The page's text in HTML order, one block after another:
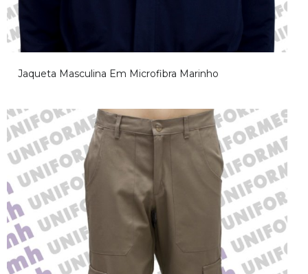
Jaqueta Masculina Em Microfibra Marinho